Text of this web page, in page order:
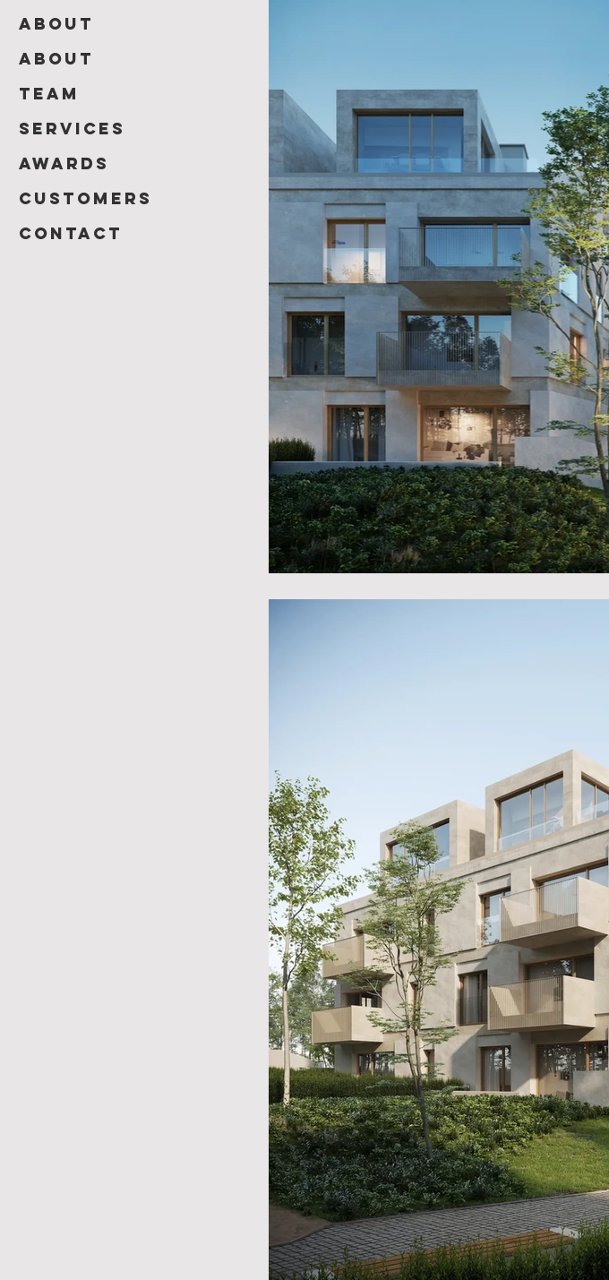
About
About
team
Services
Awards
customers
contact